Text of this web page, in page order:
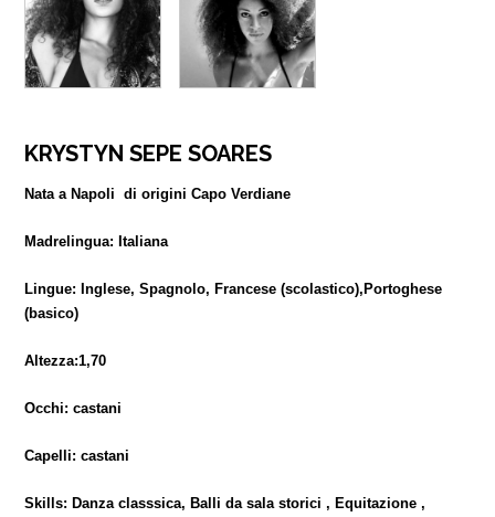
KRYSTYN SEPE SOARES
Nata a Napoli di origini Capo Verdiane
Madrelingua: Italiana
Lingue: Inglese, Spagnolo, Francese (scolastico),Portoghese
(basico)
Altezza:1,70
Occhi: castani
Capelli: castani
Skills: Danza classsica, Balli da sala storici , Equitazione ,